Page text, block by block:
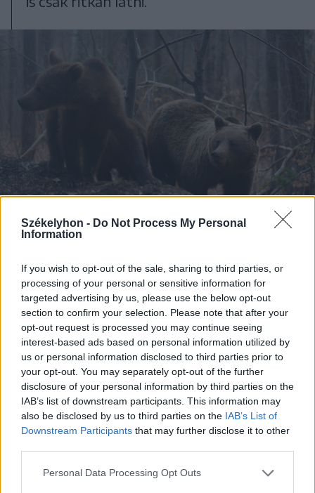
Székelyhon - Do Not Process My Personal
Information
If you wish to opt-out of the sale, sharing to third parties, or
processing of your personal or sensitive information for
targeted advertising by us, please use the below opt-out
section to confirm your selection. Please note that after your
opt-out request is processed you may continue seeing
interest-based ads based on personal information utilized by
us or personal information disclosed to third parties prior to
your opt-out. You may separately opt-out of the further
disclosure of your personal information by third parties on the
IAB’s list of downstream participants. This information may
also be disclosed by us to third parties on the IAB’s List of
Downstream Participants that may further disclose it to other
Personal Data Processing Opt Outs
Kihasználják az embert
Dósa Elek Levente többször felemelte
már a hangját afelelőtlen kirándulókkal
szemben. Szerinte érthető, ha a
távolabbról érkezők számára
szenzációnak számít a medve, ezért ha
az út mentén találkozik vele, megnézi.
A gond akkor van, ha elidőzik,
fotózkodni kezd velük, eteti őket. A